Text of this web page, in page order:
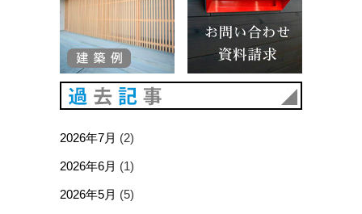
2026年7月 (2)
2026年6月 (1)
2026年5月 (5)